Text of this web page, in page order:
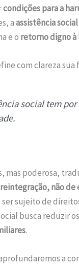
condições para a
aassistência social
e o retorno digno
com clareza sua
social tem
mas poderosa,
não de
ser sujeito de
busca reduzir
.
a